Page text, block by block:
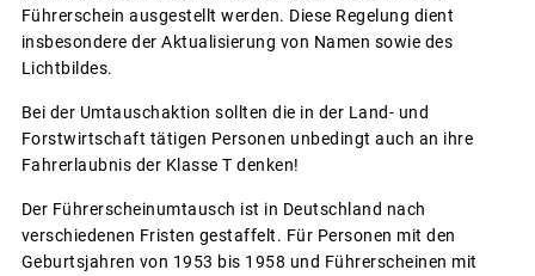
Führerschein ausgestellt werden. Diese Regelung dient
insbesondere der Aktualisierung von Namen sowie des
Lichtbildes.
Bei der Umtauschaktion sollten die in der Land- und
Forstwirtschaft tätigen Personen unbedingt auch an ihre
Fahrerlaubnis der Klasse T denken!
Der Führerscheinumtausch ist in Deutschland nach
verschiedenen Fristen gestaffelt. Für Personen mit den
Geburtsjahren von 1953 bis 1958 und Führerscheinen mit